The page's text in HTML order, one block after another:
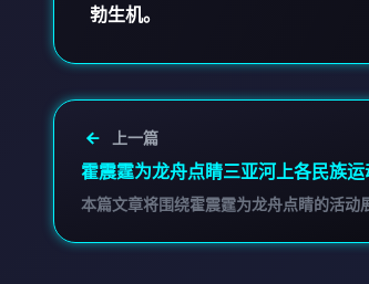
勃生机。
上一篇
霍震霆为龙舟点睛三亚河上各民族
本篇文章将围绕霍震霆为龙舟点睛的活动